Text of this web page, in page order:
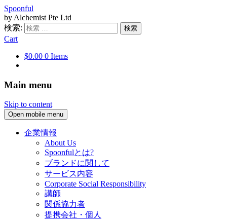
Spoonful
by Alchemist Pte Ltd
検索:
Cart
$0.00 0 Items
Main menu
Skip to content
Open mobile menu
企業情報
About Us
Spoonfulとは?
ブランドに関して
サービス内容
Corporate Social Responsibility
講師
関係協力者
提携会社・個人